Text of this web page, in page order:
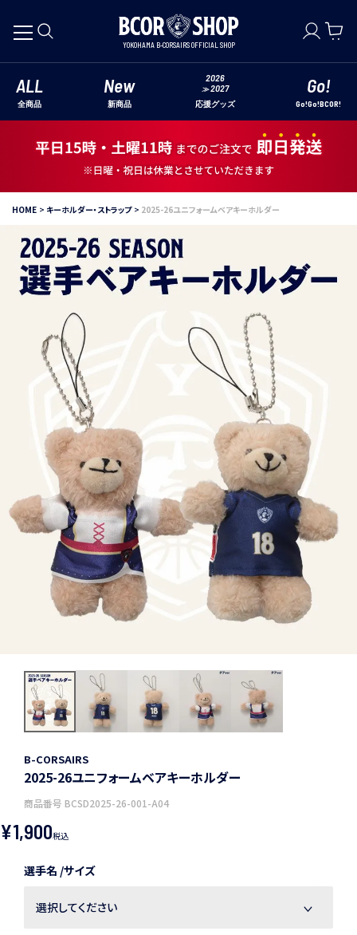
YOKOHAMA B-CORSAIRS OFFICIAL SHOP
ALL
全商品
New
新商品
2026
≫ 2027
応援グッズ
Go!
Go!Go!BCOR!
HOME キーホルダー・ストラップ 2025-26ユニフォームベアキーホルダー
B-CORSAIRS
2025-26ユニフォームベアキーホルダー
商品番号 BCSD2025-26-001-A04
¥1,900税込
選手名 サイズ